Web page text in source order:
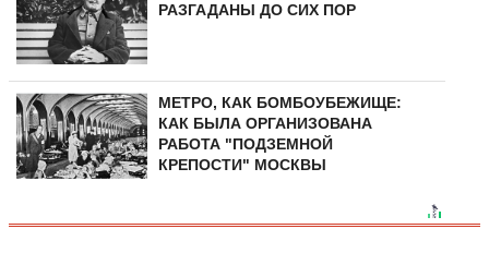
РАЗГАДАНЫ ДО СИХ ПОР
МЕТРО, КАК БОМБОУБЕЖИЩЕ:
КАК БЫЛА ОРГАНИЗОВАНА
РАБОТА "ПОДЗЕМНОЙ
КРЕПОСТИ" МОСКВЫ